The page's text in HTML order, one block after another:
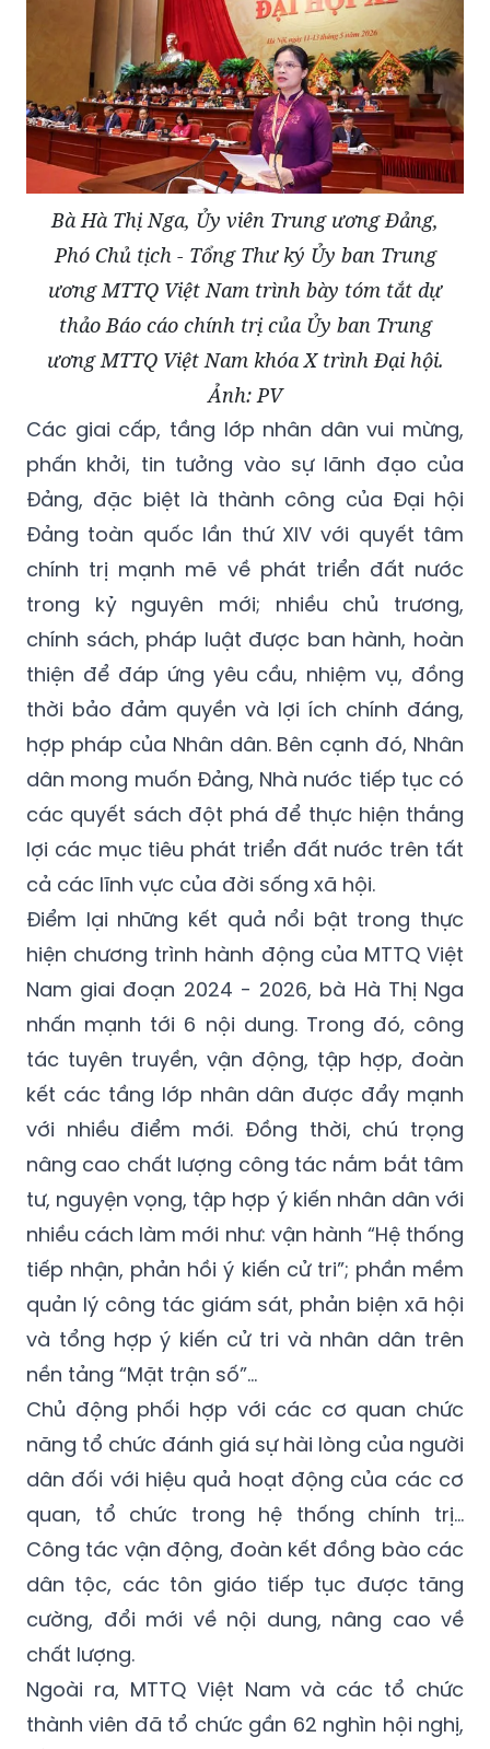
Bà Hà Thị Nga, Ủy viên Trung ương Đảng,
Phó Chủ tịch - Tổng Thư ký Ủy ban Trung
ương MTTQ Việt Nam trình bày tóm tắt dự
thảo Báo cáo chính trị của Ủy ban Trung
ương MTTQ Việt Nam khóa X trình Đại hội.
Ảnh: PV
Các giai cấp, tầng lớp nhân dân vui mừng,
phấn khởi, tin tưởng vào sự lãnh đạo của
Đảng, đặc biệt là thành công của Đại hội
Đảng toàn quốc lần thứ XIV với quyết tâm
chính trị mạnh mẽ về phát triển đất nước
trong kỷ nguyên mới; nhiều chủ trương,
chính sách, pháp luật được ban hành, hoàn
thiện để đáp ứng yêu cầu, nhiệm vụ, đồng
thời bảo đảm quyền và lợi ích chính đáng,
hợp pháp của Nhân dân. Bên cạnh đó, Nhân
dân mong muốn Đảng, Nhà nước tiếp tục có
các quyết sách đột phá để thực hiện thắng
lợi các mục tiêu phát triển đất nước trên tất
cả các lĩnh vực của đời sống xã hội.
Điểm lại những kết quả nổi bật trong thực
hiện chương trình hành động của MTTQ Việt
Nam giai đoạn 2024 - 2026, bà Hà Thị Nga
nhấn mạnh tới 6 nội dung. Trong đó, công
tác tuyên truyền, vận động, tập hợp, đoàn
kết các tầng lớp nhân dân được đẩy mạnh
với nhiều điểm mới. Đồng thời, chú trọng
nâng cao chất lượng công tác nắm bắt tâm
tư, nguyện vọng, tập hợp ý kiến nhân dân với
nhiều cách làm mới như: vận hành “Hệ thống
tiếp nhận, phản hồi ý kiến cử tri”; phần mềm
quản lý công tác giám sát, phản biện xã hội
và tổng hợp ý kiến cử tri và nhân dân trên
nền tảng “Mặt trận số”…
Chủ động phối hợp với các cơ quan chức
năng tổ chức đánh giá sự hài lòng của người
dân đối với hiệu quả hoạt động của các cơ
quan, tổ chức trong hệ thống chính trị...
Công tác vận động, đoàn kết đồng bào các
dân tộc, các tôn giáo tiếp tục được tăng
cường, đổi mới về nội dung, nâng cao về
chất lượng.
Ngoài ra, MTTQ Việt Nam và các tổ chức
thành viên đã tổ chức gần 62 nghìn hội nghị,